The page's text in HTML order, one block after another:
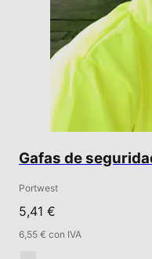
Gafas de
Portwest
5,41 €
6,55 € con IVA